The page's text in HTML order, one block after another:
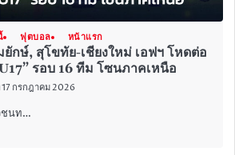
ฟุตบอล หน้าแรก
กษ์, สุโขทัย-เชียงใหม่ เอฟฯ โหดต่อ
รอบ 16 ทีม โซนภาคเหนือ
17 กรกฎาคม 2026
ชนท…